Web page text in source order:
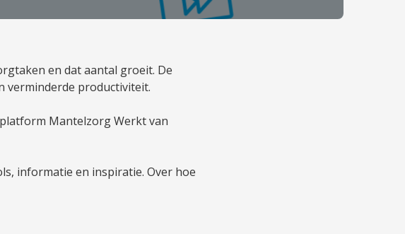
en dat aantal groeit. De
verminderde productiviteit.
Mantelzorg Werkt van
informatie en inspiratie. Over hoe